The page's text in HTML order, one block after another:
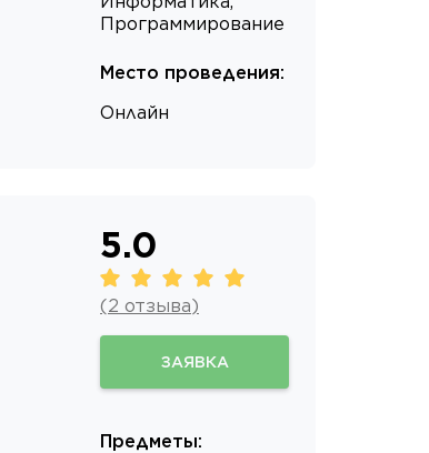
Программирование
Место проведения:
Онлайн
5.0
(2 отзыва)
ЗАЯВКА
Предметы: